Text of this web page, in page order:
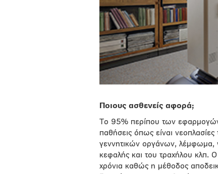
Ποιους ασθενείς αφορά;
Το 95% περίπου των
παθήσεις όπως είναι
γεννητικών οργάνων, λέμφωμα,
κεφαλής και του τραχήλου κλπ.
χρόνια καθώς η μέθοδος